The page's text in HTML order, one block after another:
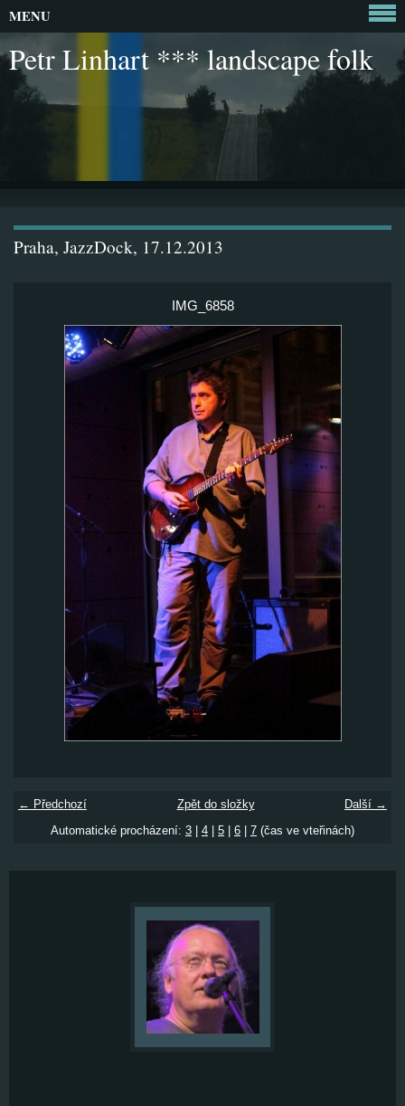
Petr Linhart *** landscape folk
Praha, JazzDock, 17.12.2013
IMG_6858
← Předchozí Další →
Zpět do složky
Automatické procházení: 3 4 5 6 7 (čas ve vteřinách)
MENU